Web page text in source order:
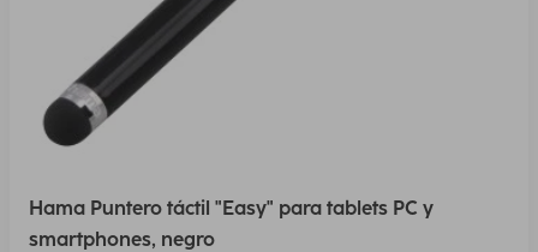
Hama Puntero táctil "Easy" para tablets PC y
smartphones, negro